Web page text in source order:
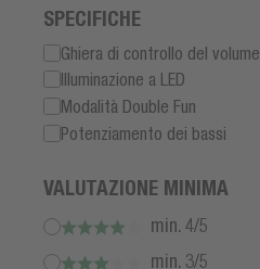
SPECIFICHE
Ghiera di controllo del volume
Illuminazione a LED
Modalità Double Fun
Potenziamento dei bassi
VALUTAZIONE MINIMA
min. 4/5
min. 3/5